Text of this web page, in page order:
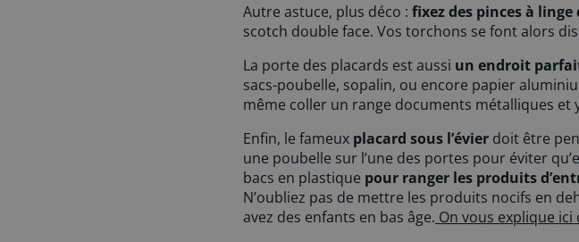
Autre astuce, plus déco : fixez des pinces à
scotch double face. Vos torchons se font alors
La porte des placards est aussi un endroit
sacs-poubelle, sopalin, ou encore papier
même coller un range documents métalliques et
Enfin, le fameux placard sous l’évier doit être
une poubelle sur l’une des portes pour éviter
bacs en plastique pour ranger les produits
N’oubliez pas de mettre les produits nocifs en
avez des enfants en bas âge. On vous explique